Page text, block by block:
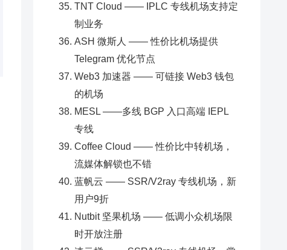
TNT Cloud —— IPLC 专线机场支持定
制业务
ASH 微斯人 —— 性价比机场提供
Telegram 优化节点
Web3 加速器 —— 可链接 Web3 钱包
的机场
MESL ——多线 BGP 入口高端 IEPL
专线
Coffee Cloud —— 性价比中转机场，
流媒体解锁也不错
蓝帆云 —— SSR/V2ray 专线机场，新
用户9折
Nutbit 坚果机场 —— 低调小众机场限
时开放注册